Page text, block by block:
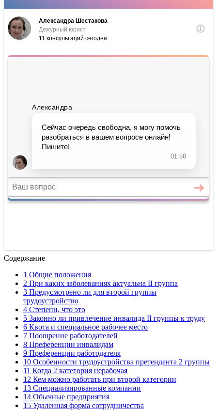
Содержание
1 Общие положения
2 При каких заболеваниях актуальна II группа
3 Предусмотрено ли для второй группы
трудоустройство
4 Степени, что это
5 Законно ли привлечение инвалида II группы к труду
6 Квота и специальное рабочее место
7 Поощрение работодателей
8 Преференции инвалидам
9 Преференции работодателя
10 Особенности трудоустройства претендента 2 группы
11 Когда 2 категория нерабочая
12 Кем можно работать при второй категории
13 Специализированные компании
14 Обычные предприятия
15 Удаленная форма сотрудничества